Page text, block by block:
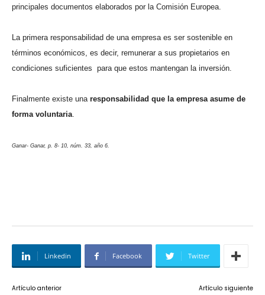
principales documentos elaborados por la Comisión Europea.
La primera responsabilidad de una empresa es ser sostenible en
términos económicos, es decir, remunerar a sus propietarios en
condiciones suficientes para que estos mantengan la inversión.
Finalmente existe una responsabilidad que la empresa asume de
forma voluntaria.
Ganar- Ganar, p. 8- 10, núm. 33, año 6.
Linkedin Facebook Twitter
Artículo anterior Artículo siguiente